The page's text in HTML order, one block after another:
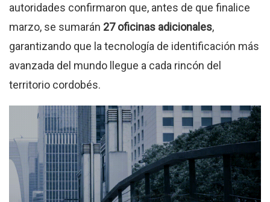
autoridades confirmaron que, antes de que finalice
marzo, se sumarán 27 oficinas adicionales,
garantizando que la tecnología de identificación más
avanzada del mundo llegue a cada rincón del
territorio cordobés.